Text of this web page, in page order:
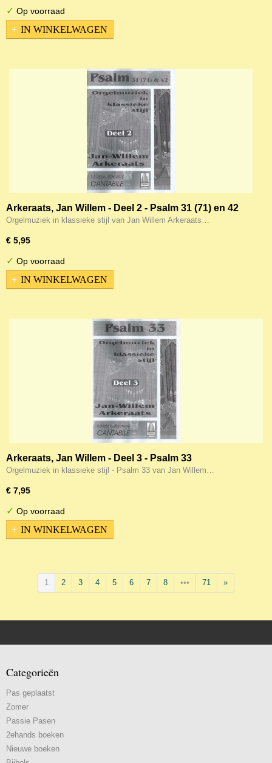
✓ Op voorraad
IN WINKELWAGEN
Arkeraats, Jan Willem - Deel 2 - Psalm 31 (71) en 42
Orgelmuziek in klassieke stijl van Jan Willem Arkeraats…
€ 5,95
✓ Op voorraad
IN WINKELWAGEN
Arkeraats, Jan Willem - Deel 3 - Psalm 33
Orgelmuziek in klassieke stijl - Psalm 33 van Jan Willem…
€ 7,95
✓ Op voorraad
IN WINKELWAGEN
1 2 3 4 5 6 7 8 ••• 71 »
Categorieën
Pas geplaatst
Zomer
Passie Pasen
2ehands boeken
Nieuwe boeken